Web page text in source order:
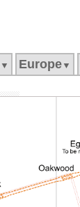
▼ Europe ▼